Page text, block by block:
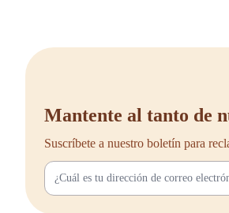
Mantente al tanto de
Suscríbete a nuestro boletín para